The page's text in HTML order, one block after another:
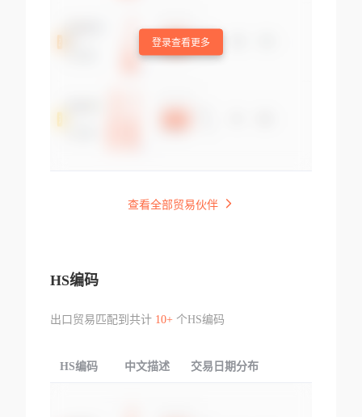
登录查看更多
查看全部贸易伙伴
HS编码
出口贸易匹配到共计 10+个HS编码
HS编码 中文描述 交易日期分布